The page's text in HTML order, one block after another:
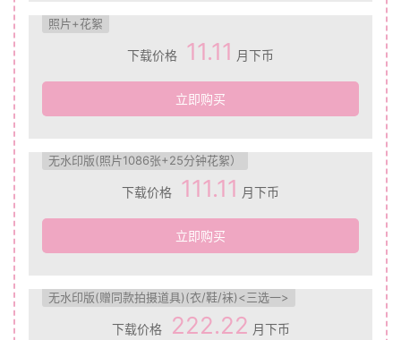
照片+花絮
下载价格 11.11 月下币
立即购买
无水印版(照片1086张+25分钟花絮）
下载价格 111.11 月下币
立即购买
无水印版(赠同款拍摄道具)(衣/鞋/袜)<三选一>
下载价格 222.22 月下币